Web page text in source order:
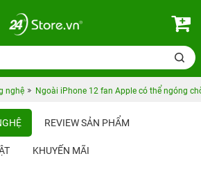
nghệ Ngoài iPhone 12 fan Apple có thể ngóng
REVIEW SẢN PHẨM
KHUYẾN MÃI